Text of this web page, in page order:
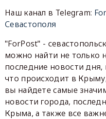
Наш канал в Telegram:
Севастополя
"ForPost" -
можно найти не только
последние новости
что происходит в
вы найдете самые
новости города,
Крыма, а также все